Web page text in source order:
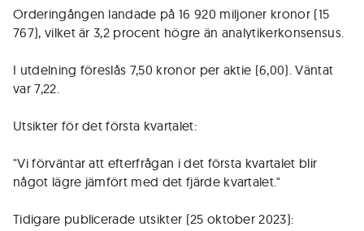
Orderingången landade på 16 920 miljoner kronor (15
767), vilket är 3,2 procent högre än analytikerkonsensus.
I utdelning föreslås 7,50 kronor per aktie (6,00). Väntat
var 7,22.
Utsikter för det första kvartalet:
"Vi förväntar att efterfrågan i det första kvartalet blir
något lägre jämfört med det fjärde kvartalet."
Tidigare publicerade utsikter (25 oktober 2023):